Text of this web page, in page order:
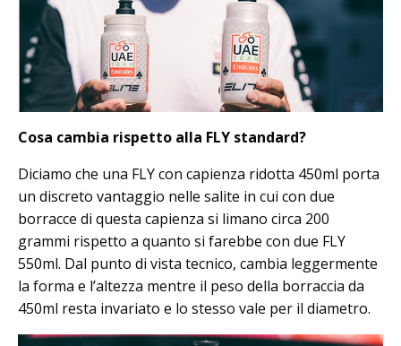
Cosa cambia rispetto alla FLY standard?
Diciamo che una FLY con capienza ridotta 450ml porta
un discreto vantaggio nelle salite in cui con due
borracce di questa capienza si limano circa 200
grammi rispetto a quanto si farebbe con due FLY
550ml. Dal punto di vista tecnico, cambia leggermente
la forma e l’altezza mentre il peso della borraccia da
450ml resta invariato e lo stesso vale per il diametro.